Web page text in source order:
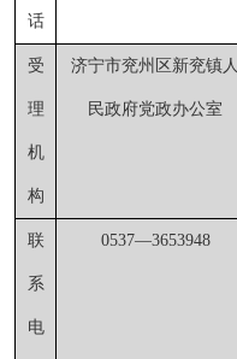
话
受
理
机
构
济宁市兖州区新兖镇人
民政府党政办公室
联
系
电
0537—3653948